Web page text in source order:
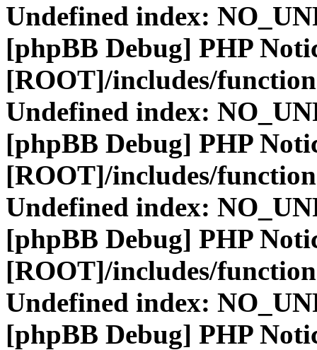
Undefined index:
[phpBB Debug] PHP
[ROOT]/includes/
Undefined index:
[phpBB Debug] PHP
[ROOT]/includes/
Undefined index:
[phpBB Debug] PHP
[ROOT]/includes/
Undefined index:
[phpBB Debug] PHP